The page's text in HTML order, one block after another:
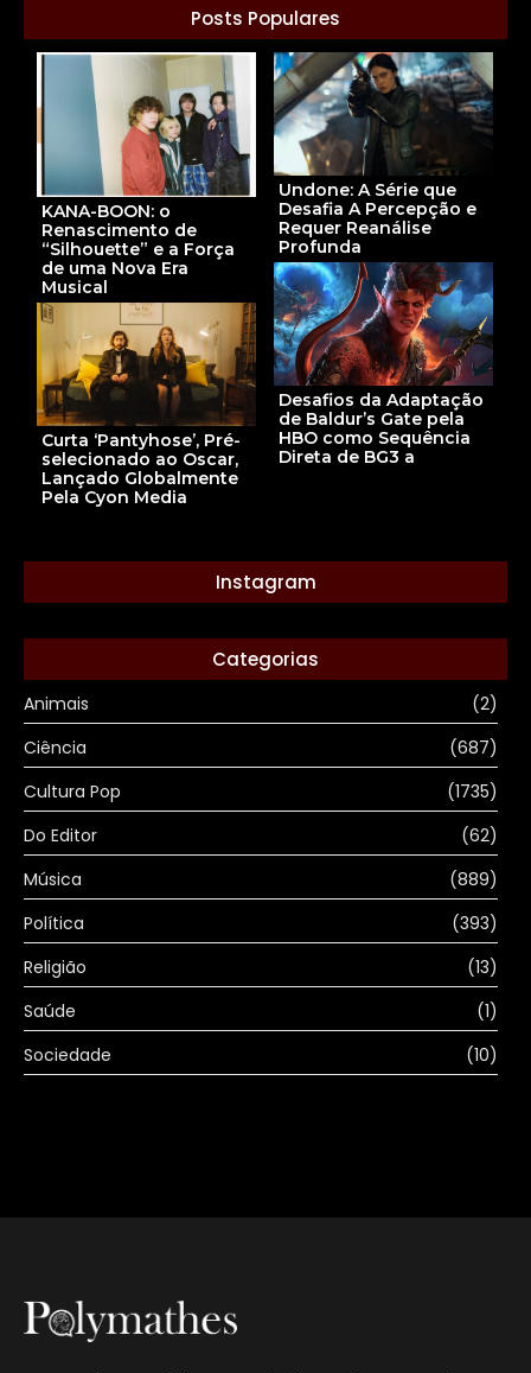
Posts Populares
KANA-BOON: o
Renascimento de
“Silhouette” e a Força
de uma Nova Era
Musical
Undone: A Série que
Desafia A Percepção e
Requer Reanálise
Profunda
Desafios da Adaptação
de Baldur’s Gate pela
HBO como Sequência
Direta de BG3 a
Curta ‘Pantyhose’, Pré-
selecionado ao Oscar,
Lançado Globalmente
Pela Cyon Media
Instagram
Categorias
Animais
(2)
Ciência
(687)
Cultura Pop
(1735)
Do Editor
(62)
Música
(889)
Política
(393)
Religião
(13)
Saúde
(1)
Sociedade
(10)